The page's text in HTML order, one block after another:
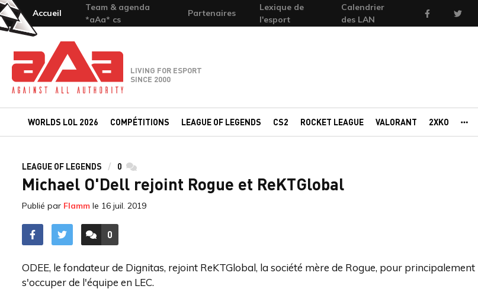
Accueil
Team & agenda
*aAa* cs
Partenaires
Lexique de
l'esport
Calendrier
des LAN
FacebookTwitter
Team-aAa - against All authority
LIVING FOR ESPORT
SINCE 2000
WORLDS LOL 2026 COMPÉTITIONS LEAGUE OF LEGENDS CS2 ROCKET LEAGUE VALORANT 2XKO
LEAGUE OF LEGENDS 0 commentaires
Michael O'Dell rejoint Rogue et ReKTGlobal
Publié par Flamm le 16 juil. 2019
ACCÉDER AUX
0
COMMENTAIRES
ODEE, le fondateur de Dignitas, rejoint ReKTGlobal, la société mère de Rogue, pour principalement
s'occuper de l'équipe en LEC.